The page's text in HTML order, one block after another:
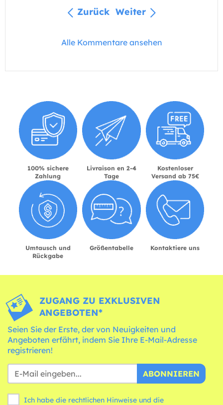
Zurück Weiter
Alle Kommentare ansehen
100% sichere
Zahlung
Livraison en 2-4
Tage
Kostenloser
Versand ab 75€
Umtausch und
Rückgabe
Größentabelle Kontaktiere uns
ZUGANG ZU EXKLUSIVEN
ANGEBOTEN*
Seien Sie der Erste, der von Neuigkeiten und
Angeboten erfährt, indem Sie Ihre E-Mail-Adresse
registrieren!
ABONNIEREN
Ich habe die rechtlichen Hinweise und die